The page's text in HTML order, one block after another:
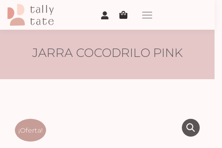
JARRA COCODRILO PINK
¡Oferta!